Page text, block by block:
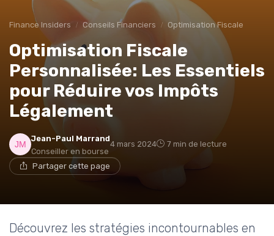
Finance Insiders Conseils Financiers Optimisation Fiscale
Optimisation Fiscale
Personnalisée: Les Essentiels
pour Réduire vos Impôts
Légalement
Jean-Paul Marrand
Conseiller en bourse
4 mars 2024 7 min de lecture
Partager cette page
Découvrez les stratégies incontournables en